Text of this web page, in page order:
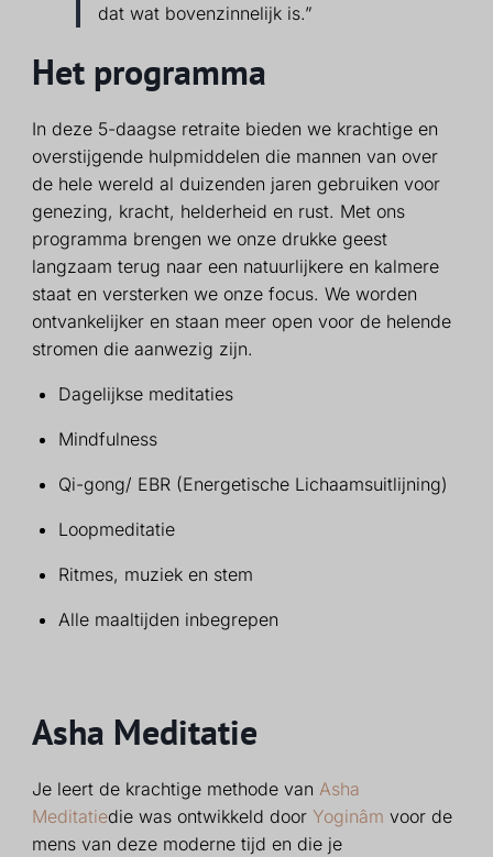
dat wat bovenzinnelijk is.”
Het programma
In deze 5-daagse retraite bieden we krachtige en
overstijgende hulpmiddelen die mannen van over
de hele wereld al duizenden jaren gebruiken voor
genezing, kracht, helderheid en rust. Met ons
programma brengen we onze drukke geest
langzaam terug naar een natuurlijkere en kalmere
staat en versterken we onze focus. We worden
ontvankelijker en staan meer open voor de helende
stromen die aanwezig zijn.
Dagelijkse meditaties
Mindfulness
Qi-gong/ EBR (Energetische Lichaamsuitlijning)
Loopmeditatie
Ritmes, muziek en stem
Alle maaltijden inbegrepen
Asha Meditatie
Je leert de krachtige methode van Asha
Meditatiedie was ontwikkeld door Yoginâm voor de
mens van deze moderne tijd en die je